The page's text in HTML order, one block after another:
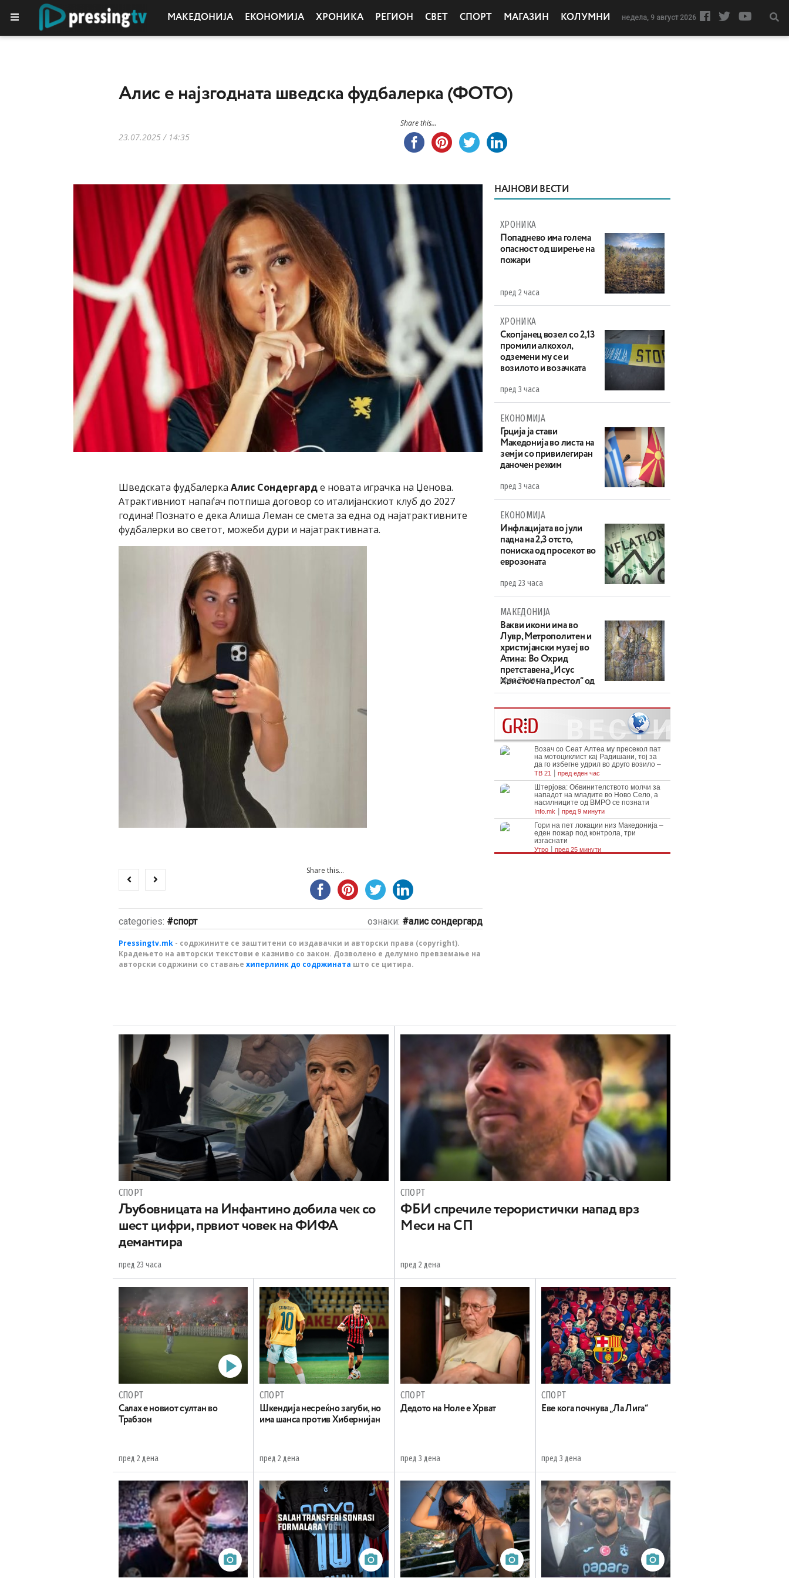
МАКЕДОНИЈА ЕКОНОМИЈА ХРОНИКА РЕГИОН СВЕТ СПОРТ МАГАЗИН КОЛУМНИ недела, 9 август 2026
Aлис е најзгодната шведска фудбалерка (ФОТО)
23.07.2025 / 14:35
Share this...
Шведската фудбалерка Алис Сондергарде новата играчка на Џенова.
Атрактивниот напаѓач потпиша договор со италијанскиот клуб до 2027
година! Познато е дека Алиша Леман се смета за една од најатрактивните
фудбалерки во светот, можеби дури и најатрактивната.
Share this...
categories: спорт ознаки: алис сондергард
Pressingtv.mk - содржините се заштитени со издавачки и авторски права (copyright).
Крадењето на авторски текстови е казниво со закон. Дозволено е делумно превземање на
авторски содржини со ставање хиперлинк до содржината што се цитира.
НАЈНОВИ ВЕСТИ
ХРОНИКА
Попаднево има голема
опасност од ширење на
пожари
пред 2 часа
ХРОНИКА
Скопјанец возел со 2,13
промили алкохол,
одземени му се и
возилото и возачката
пред 3 часа
ЕКОНОМИЈА
Грција ја стави
Македонија во листа на
земји со привилегиран
даночен режим
пред 3 часа
ЕКОНОМИЈА
Инфлацијата во јули
падна на 2,3 отсто,
пониска од просекот во
еврозоната
пред 23 часа
МАКЕДОНИЈА
Вакви икони има во
Лувр, Метрополитен и
христијански музеј во
Атина: Во Охрид
претставена „Исус
Христос на престол“ од
XIV век
пред 23 часа
СПОРТ
Љубовницата на Инфантино добила чек со
шест цифри, првиот човек на ФИФА
демантира
пред 23 часа
СПОРТ
ФБИ спречиле терористички напад врз
Меси на СП
пред 2 дена
СПОРТ
Салах е новиот султан во
Трабзон
пред 2 дена
СПОРТ
Шкендија несреќно загуби, но
има шанса против Хибернијан
пред 2 дена
СПОРТ
Дедото на Ноле е Хрват
пред 3 дена
СПОРТ
Еве кога почнува „Ла Лига“
пред 3 дена